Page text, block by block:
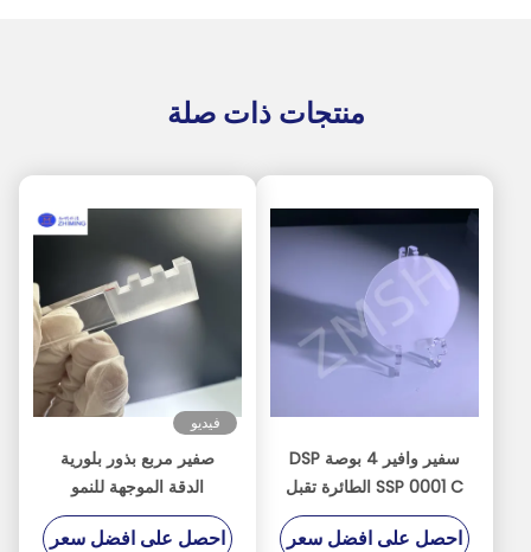
منتجات ذات صلة
سفير وافير 4 بوصة DSP
SSP 0001 C الطائرة تقبل
محور مخصص
احصل على افضل سعر
فيديو
صفير مربع بذور بلورية
الدقة الموجهة للنمو
الكريستالي
احصل على افضل سعر